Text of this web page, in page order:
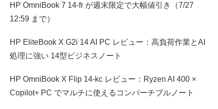
HP OmniBook 7 14-fr が週末限定で大幅値引き（7/27
12:59 まで）
HP EliteBook X G2i 14 AI PC レビュー：高負荷作業とAI
処理に強い 14型ビジネスノート
HP OmniBook X Flip 14-kc レビュー：Ryzen AI 400 ×
Copilot+ PC でマルチに使えるコンバーチブルノート